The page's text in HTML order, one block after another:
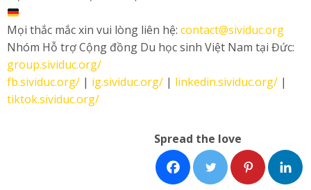
Mọi thắc mắc xin vui lòng liên hệ: contact@sividuc.org
Nhóm Hỗ trợ Cộng đồng Du học sinh Việt Nam tại Đức:
group.sividuc.org/
fb.sividuc.org/ | ig.sividuc.org/ | linkedin.sividuc.org/ |
tiktok.sividuc.org/
Spread the love